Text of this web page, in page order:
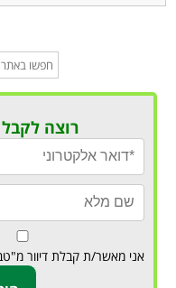
רוצה לקבל
אני מאשר/ת קבלת דיוור